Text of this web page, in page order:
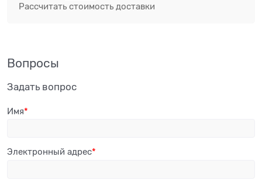
Рассчитать стоимость доставки
Вопросы
Задать вопрос
Имя
Электронный адрес